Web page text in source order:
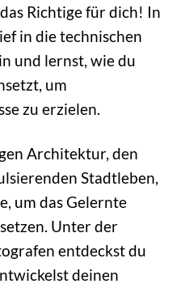
das Richtige für dich! In
in die technischen
und lernst, wie du
um
zu erzielen.
Architektur, den
Stadtleben,
um das Gelernte
Unter der
entdeckst du
deinen